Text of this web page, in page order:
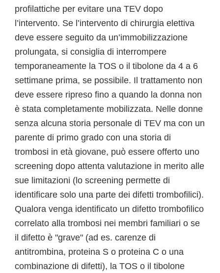
profilattiche per evitare una TEV dopo
l’intervento. Se l’intervento di chirurgia elettiva
deve essere seguito da un’immobilizzazione
prolungata, si consiglia di interrompere
temporaneamente la TOS o il tibolone da 4 a 6
settimane prima, se possibile. Il trattamento non
deve essere ripreso fino a quando la donna non
è stata completamente mobilizzata. Nelle donne
senza alcuna storia personale di TEV ma con un
parente di primo grado con una storia di
trombosi in età giovane, può essere offerto uno
screening dopo attenta valutazione in merito alle
sue limitazioni (lo screening permette di
identificare solo una parte dei difetti trombofilici).
Qualora venga identificato un difetto trombofilico
correlato alla trombosi nei membri familiari o se
il difetto è "grave" (ad es. carenze di
antitrombina, proteina S o proteina C o una
combinazione di difetti), la TOS o il tibolone